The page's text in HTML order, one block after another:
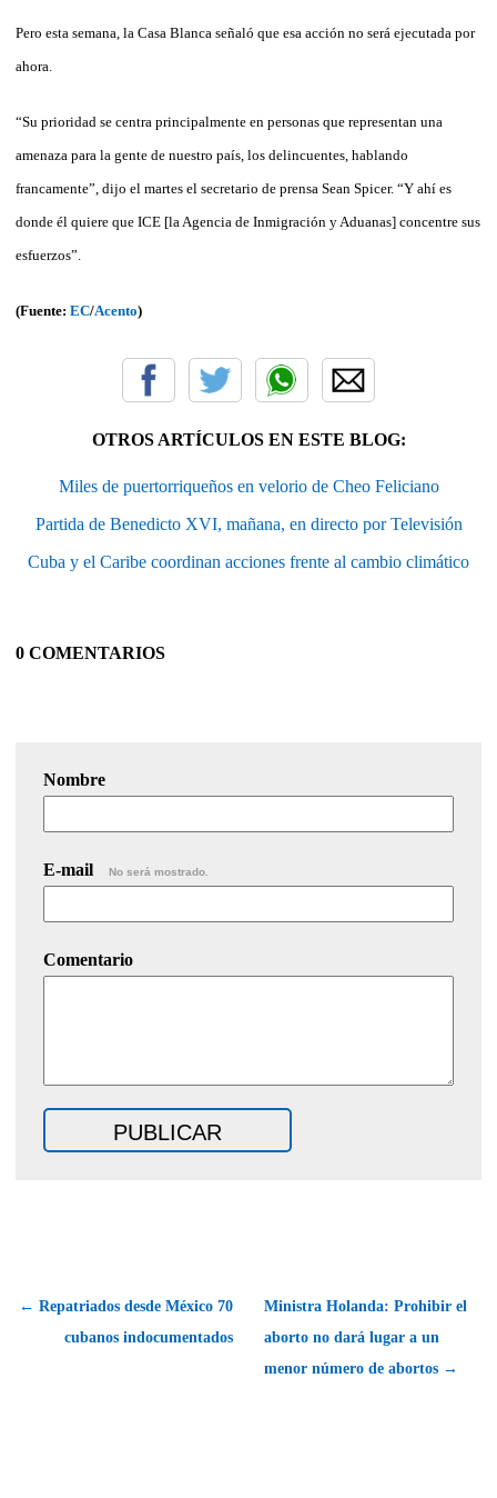
Pero esta semana, la Casa Blanca señaló que esa acción no será ejecutada por
ahora.
“Su prioridad se centra principalmente en personas que representan una
amenaza para la gente de nuestro país, los delincuentes, hablando
francamente”, dijo el martes el secretario de prensa Sean Spicer. “Y ahí es
donde él quiere que ICE [la Agencia de Inmigración y Aduanas] concentre sus
esfuerzos”.
(Fuente: EC/Acento)
OTROS ARTÍCULOS EN ESTE BLOG:
Miles de puertorriqueños en velorio de Cheo Feliciano
Partida de Benedicto XVI, mañana, en directo por Televisión
Cuba y el Caribe coordinan acciones frente al cambio climático
0 COMENTARIOS
Nombre
E-mail No será mostrado.
Comentario
← Repatriados desde México 70
cubanos indocumentados
Ministra Holanda: Prohibir el
aborto no dará lugar a un
menor número de abortos →